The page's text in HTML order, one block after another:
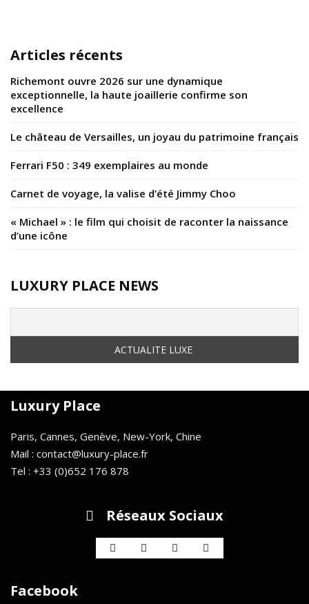
Articles récents
Richemont ouvre 2026 sur une dynamique
exceptionnelle, la haute joaillerie confirme son
excellence
Le château de Versailles, un joyau du patrimoine français
Ferrari F50 : 349 exemplaires au monde
Carnet de voyage, la valise d’été Jimmy Choo
« Michael » : le film qui choisit de raconter la naissance
d’une icône
LUXURY PLACE NEWS
Luxury Place
Paris, Cannes, Genève, New-York, Chine
Mail : contact@luxury-place.fr
Tel : +33 (0)652 176 878
Réseaux Sociaux
Facebook